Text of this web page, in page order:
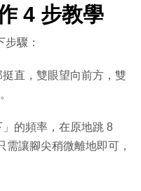
4 步教學
驟：
直，雙眼望向前方，雙
」的頻率，在原地跳 8
讓腳尖稍微離地即可，